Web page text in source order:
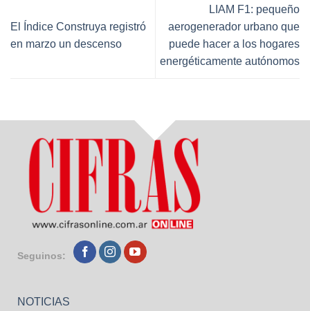
El Índice Construya registró
en marzo un descenso
LIAM F1: pequeño
aerogenerador urbano que
puede hacer a los hogares
energéticamente autónomos
Seguinos:
NOTICIAS